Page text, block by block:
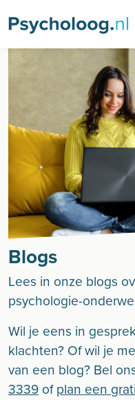
Blogs
Lees in onze blogs
psychologie-
Wil je eens in
klachten? Of wil je
van een blog? Bel
3339 ofplan een